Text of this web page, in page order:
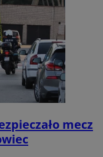
mecz